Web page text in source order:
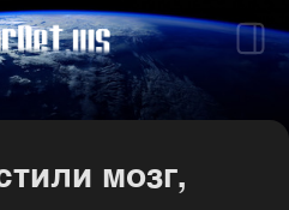
мозг,